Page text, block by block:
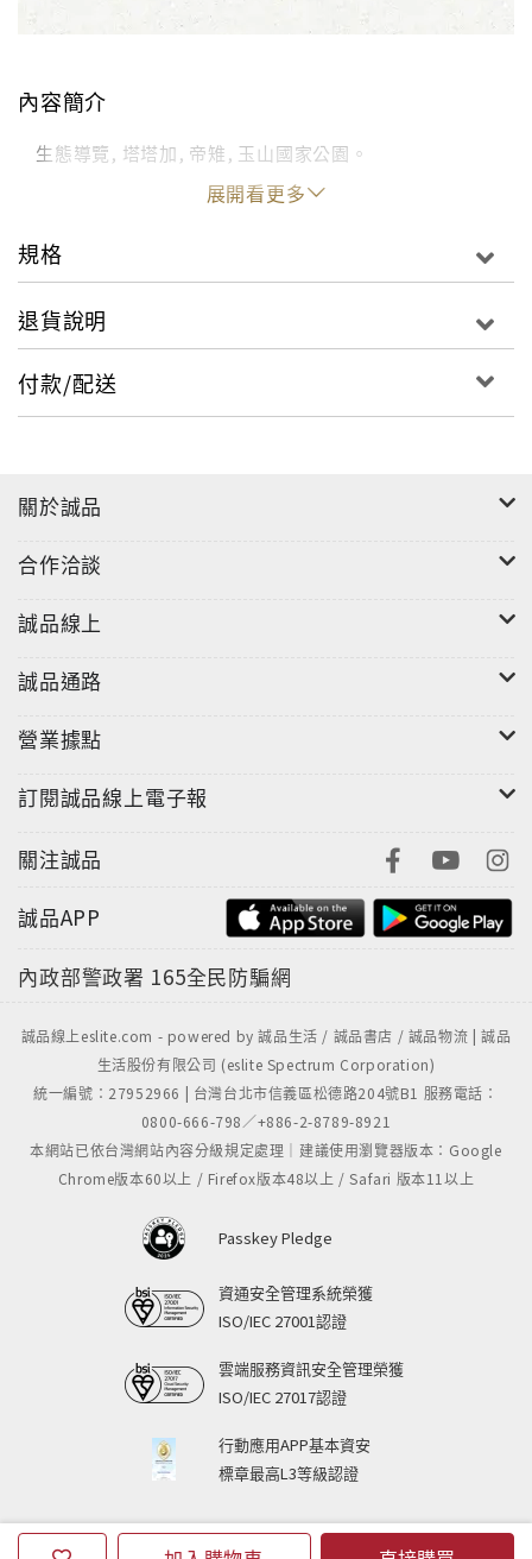
內容簡介
生態導覽, 塔塔加, 帝雉, 玉山國家公園。
展開看更多
規格
退貨說明
付款/配送
關於誠品
合作洽談
誠品線上
誠品通路
營業據點
訂閱誠品線上電子報
關注誠品
誠品APP
內政部警政署 165全民防騙網
誠品線上eslite.com - powered by 誠品生活 / 誠品書店 / 誠品物流 | 誠品
生活股份有限公司 (eslite Spectrum Corporation)
統一編號：27952966 | 台灣台北市信義區松德路204號B1 服務電話：
0800-666-798／+886-2-8789-8921
本網站已依台灣網站內容分級規定處理｜建議使用瀏覽器版本：Google
Chrome版本60以上 / Firefox版本48以上 / Safari 版本11以上
Passkey Pledge
資通安全管理系統榮獲
ISO/IEC 27001認證
雲端服務資訊安全管理榮獲
ISO/IEC 27017認證
行動應用APP基本資安
標章最高L3等級認證